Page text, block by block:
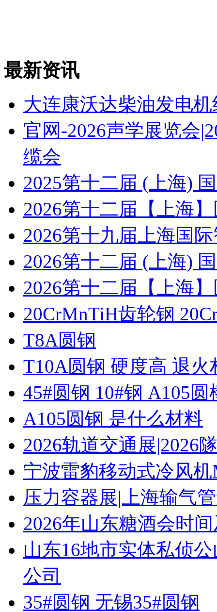
最新资讯
大连康沃达柴油发电机
官网-2026声学展览会
缆会
2025第十二届 (上海)
2026第十二届【上海
2026第十九届上海国
2026第十二届 (上海)
2026第十二届【上海
20CrMnTiH齿轮钢
T8A圆钢
T10A圆钢 硬度高 退火
45#圆钢 10#钢 A105圆
A105圆钢 是什么材料
2026轨道交通展|2026
宁波雷豹移动式冷风
压力容器展|上海输气
2026年山东糖酒会时
山东16地市实体私侦
公司
35#圆钢 无锡35#圆钢